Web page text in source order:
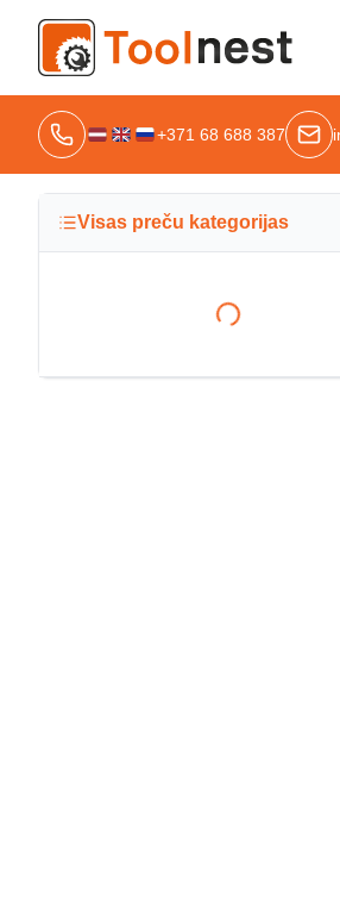
+371 68 688 387
Visas preču kategorijas